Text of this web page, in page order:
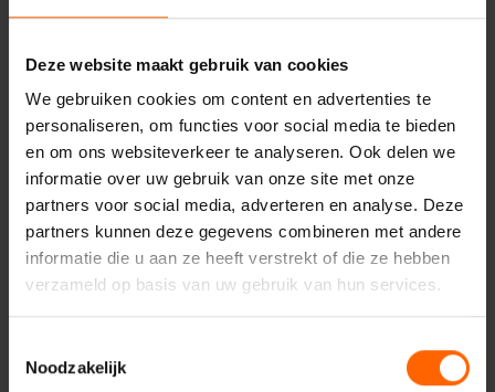
Deze website maakt gebruik van cookies
We gebruiken cookies om content en advertenties te
personaliseren, om functies voor social media te bieden
en om ons websiteverkeer te analyseren. Ook delen we
informatie over uw gebruik van onze site met onze
partners voor social media, adverteren en analyse. Deze
partners kunnen deze gegevens combineren met andere
informatie die u aan ze heeft verstrekt of die ze hebben
verzameld op basis van uw gebruik van hun services.
Noodzakelijk
nemen. Alleen door daadkrachtige maatregelen en een
ervoor zorgen dat de inwoners van Dukenburg weer veilig
en met vertrouwen kunnen wonen en leven in hun eigen
buurt.
Algemeen Niek Kraut Malvert Veiligheid